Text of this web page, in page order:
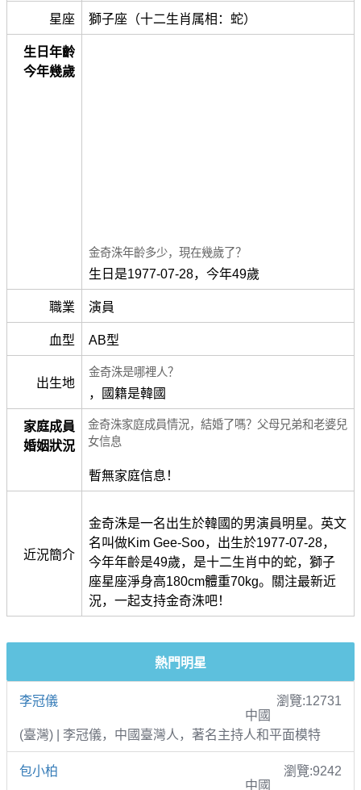
星座 獅子座（十二生肖属相：蛇）
生日年齡
今年幾歲
金奇洙年齡多少，現在幾歲了？
生日是1977-07-28，今年49歲
職業 演員
血型 AB型
出生地
金奇洙是哪裡人？
，國籍是韓國
家庭成員
婚姻狀況
金奇洙家庭成員情況，結婚了嗎？父母兄弟和老婆兒
女信息
暫無家庭信息！
近況簡介
金奇洙是一名出生於韓國的男演員明星。英文
名叫做Kim Gee-Soo，出生於1977-07-28，
今年年齡是49歲，是十二生肖中的蛇，獅子
座星座淨身高180cm體重70kg。關注最新近
況，一起支持金奇洙吧！
熱門明星
李冠儀
瀏覽:12731
中國
(臺灣) | 李冠儀，中國臺灣人，著名主持人和平面模特
包小柏
瀏覽:9242
中國